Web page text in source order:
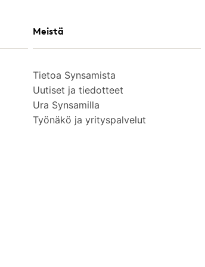
Meistä
Tietoa Synsamista
Uutiset ja tiedotteet
Ura Synsamilla
Työnäkö ja yrityspalvelut